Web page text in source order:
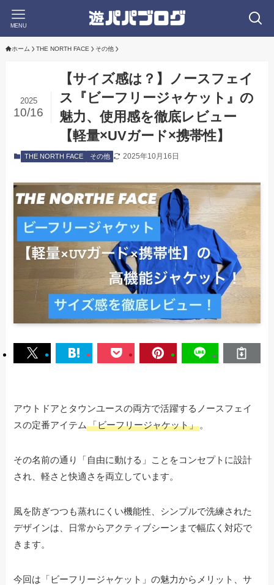
MENU
ホーム THE NORTH FACE その他
【サイズ感は？】ノースフェイ
ス『ビーフリージャケット』の
魅力、使用感を徹底レビュー
【軽量×UVガード×携帯性】
2025
10/16
THE NORTH FACE その他 2025年10月16日
アウトドアとタウンユースの両方で活躍するノースフェイ
スの定番アイテム「ビーフリージャケット」 。
その名前の通り「自由に動ける」ことをコンセプトに設計
され、軽さと快適さを両立しています。
風を防ぎつつも蒸れにくい機能性、シンプルで洗練された
デザインは、日常からアクティブシーンまで幅広く対応で
きます。
今回は「ビーフリージャケット」の魅力からメリット、サ